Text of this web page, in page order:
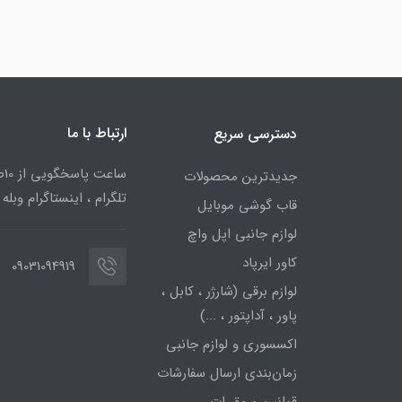
دسترسی سریع
جدیدترین محصولات
قاب گوشی موبایل
لوازم جانبی اپل واچ
کاور ایرپاد
لوازم برقی (شارژر ، کابل ،
پاور ، آداپتور ، ...)
اکسسوری و لوازم جانبی
زمان‌بندی ارسال سفارشات
ارتباط با ما
تلگرام ، اینستاگرام وبله
09031094919